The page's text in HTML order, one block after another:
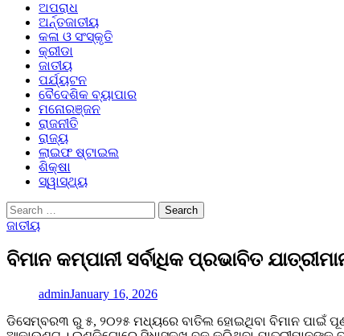
ଅପରାଧ
ଅର୍ନ୍ତଜାତୀୟ
କଳା ଓ ସଂସ୍କୃତି
କ୍ରୀଡା
ଜାତୀୟ
ପର୍ଯ୍ୟଟନ
ବୈଦେଶିକ ବ୍ୟାପାର
ମନୋରଞ୍ଜନ
ରାଜନୀତି
ରାଜ୍ୟ
ଲାଇଫ ଷ୍ଟାଇଲ
ଶିକ୍ଷା
ସ୍ୱାସ୍ଥ୍ୟ
Search
for:
ଜାତୀୟ
ବିମାନ କମ୍ପାନୀ ସର୍ବାଧିକ ପ୍ରଭାବିତ
adminJanuary 16, 2026
ଡିସେମ୍ବର୩ ରୁ ୫, ୨୦୨୫ ମଧ୍ୟରେ ବାତିଲ ହୋଇଥିବା ବିମାନ ପାଇଁ